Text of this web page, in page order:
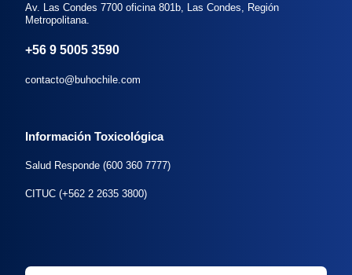
Av. Las Condes 7700 oficina 801b, Las Condes, Región
Metropolitana.
+56 9 5005 3590
contacto@buhochile.com
Información Toxicológica
Salud Responde (600 360 7777)
CITUC (+562 2 2635 3800)